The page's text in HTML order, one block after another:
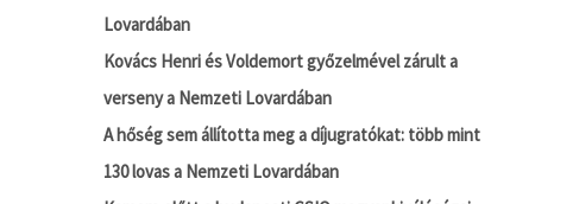
Lovardában
Kovács Henri és Voldemort győzelmével zárult a
verseny a Nemzeti Lovardában
A hőség sem állította meg a díjugratókat: több mint
130 lovas a Nemzeti Lovardában